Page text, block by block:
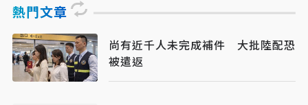
熱門文章
尚有近千人未完成補件 大批陸配恐
被遣返